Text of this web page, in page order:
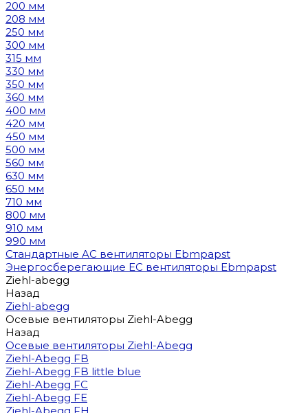
200 мм
208 мм
250 мм
300 мм
315 мм
330 мм
350 мм
360 мм
400 мм
420 мм
450 мм
500 мм
560 мм
630 мм
650 мм
710 мм
800 мм
910 мм
990 мм
Стандартные AC вентиляторы Ebmpapst
Энергосберегающие EC вентиляторы Ebmpapst
Ziehl-abegg
Назад
Ziehl-abegg
Осевые вентиляторы Ziehl-Abegg
Назад
Осевые вентиляторы Ziehl-Abegg
Ziehl-Abegg FB
Ziehl-Abegg FB little blue
Ziehl-Abegg FC
Ziehl-Abegg FE